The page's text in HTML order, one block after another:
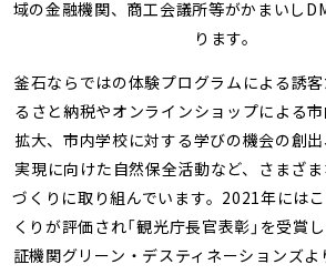
域の金融機関、商工会議所等がかまいし
ります。
釜石ならではの体験プログラムによる誘
るさと納税やオンラインショップによる
拡大、市内学校に対する学びの機会の創
実現に向けた自然保全活動など、さまざ
づくりに取り組んでいます。2021年には
くりが評価され「観光庁長官表彰」を受賞
証機関グリーン・デスティネーションズよ